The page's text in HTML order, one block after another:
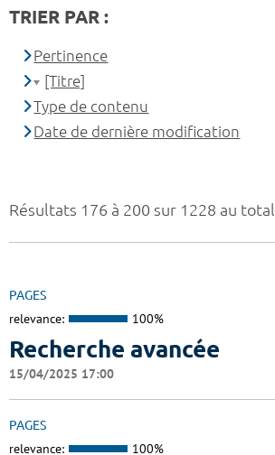
Résultats 176 à 200 sur 1228 au total
PAGES
relevance: 100%
Recherche avancée
15/04/2025 17:00
PAGES
relevance: 100%
TRIER PAR :
Pertinence
[Titre]
Type de contenu
Date de dernière modification